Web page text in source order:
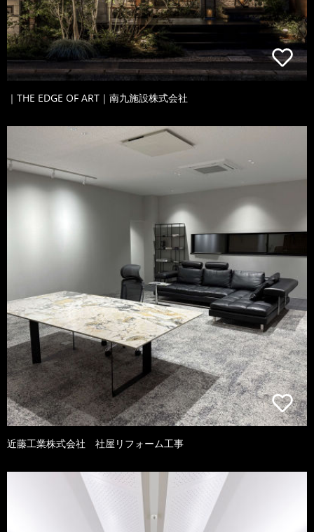
｜THE EDGE OF ART｜南九施設株式会社
近藤工業株式会社 社屋リフォーム工事